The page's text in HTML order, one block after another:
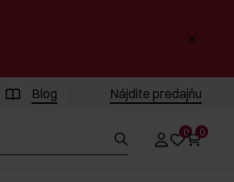
Blog Nájdite predajňu
0 0